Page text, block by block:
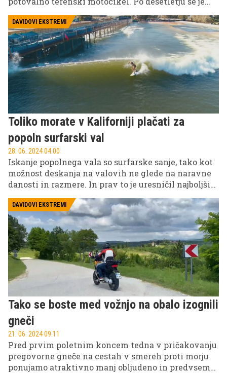
elektroniko in nekonvencionalnim, a osvežujoče
navdušujočim zmanjšanjem prostornine na realno
uporabnost. Tako je veliko prijaznejši in dnevno
uporabnejši. Tudi s ceno! Ostaja pa seveda zvest
prečno postavljenemu dvovaljniku V zasnove,
kardanu in terenskim zmogljivostim. Dobra
alternativa proslavljenemu GS-u.
DAVIDOVI EKSTREMI
Toliko morate v Kaliforniji plačati za
popoln surfarski val
28. 06. 2024 04.00
Iskanje popolnega vala so surfarske sanje, tako kot
možnost deskanja na valovih ne glede na naravne
danosti in razmere. In prav to je uresničil najboljši
kilometrov od kalifornijske obale zgradil 600-
metrski bazen z umetnimi valovi. A pozor en sam
tamkajšnji popolni val stane najmanj 500 evrov.
DAVIDOVI EKSTREMI
Tako se boste med vožnjo na obalo izognili
gneči
21. 06. 2024 09.11
Pred prvim poletnim koncem tedna v pričakovanju
pregovorne gneče na cestah v smereh proti morju
ponujamo atraktivno manj obljudeno in predvsem